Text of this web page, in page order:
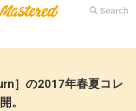
Search
］の2017年春夏コレ
。